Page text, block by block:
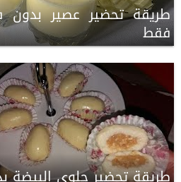
طريقة تحضير عصير بدون
فقط
طريقة تحضير حلوى البيضة